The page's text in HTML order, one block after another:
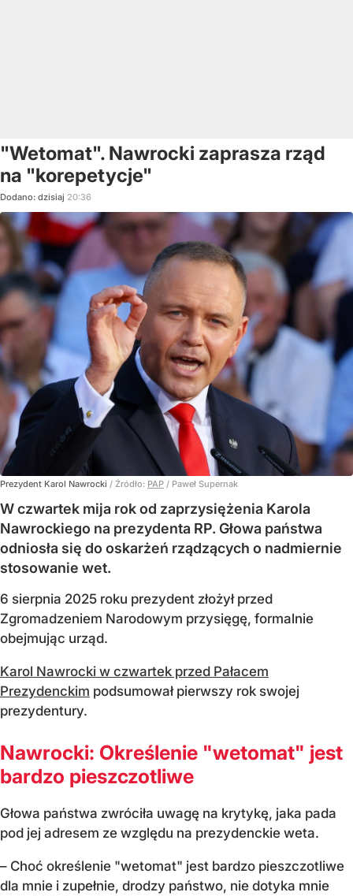
"Wetomat". Nawrocki zaprasza rząd
na "korepetycje"
Dodano: dzisiaj 20:36
Prezydent Karol Nawrocki / Źródło: PAP / Paweł Supernak
W czwartek mija rok od zaprzysiężenia Karola
Nawrockiego na prezydenta RP. Głowa państwa
odniosła się do oskarżeń rządzących o nadmiernie
stosowanie wet.
6 sierpnia 2025 roku prezydent złożył przed
Zgromadzeniem Narodowym przysięgę, formalnie
obejmując urząd.
Karol Nawrocki w czwartek przed Pałacem
Prezydenckim podsumował pierwszy rok swojej
prezydentury.
Nawrocki: Określenie "wetomat" jest
bardzo pieszczotliwe
Głowa państwa zwróciła uwagę na krytykę, jaka pada
pod jej adresem ze względu na prezydenckie weta.
– Choć określenie "wetomat" jest bardzo pieszczotliwe
dla mnie i zupełnie, drodzy państwo, nie dotyka mnie